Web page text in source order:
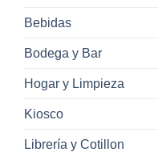
Bebidas
Bodega y Bar
Hogar y Limpieza
Kiosco
Librería y Cotillon